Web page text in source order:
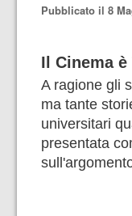
Pubblicato il 8
Il Cinema
A ragione gli
ma tante
universitari
presentata